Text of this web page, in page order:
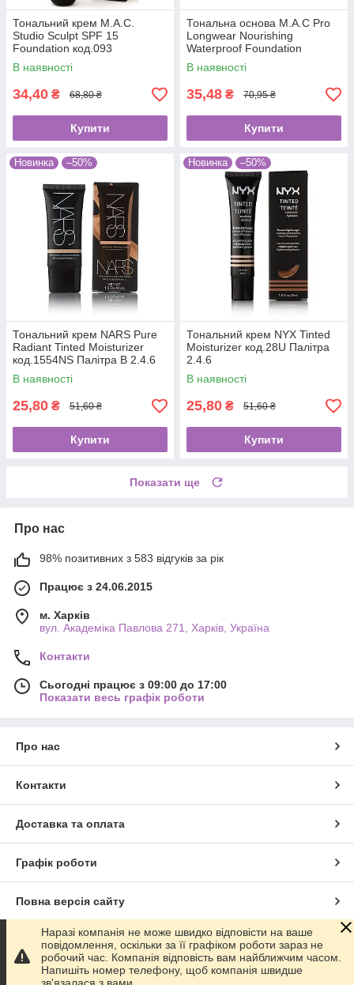
Тональний крем М.А.С.
Studio Sculpt SPF 15
Foundation код.093
В наявності
34,40 ₴ 68,80 ₴
Купити
Тональна основа M.A.C Pro
Longwear Nourishing
Waterproof Foundation
код.2039
В наявності
35,48 ₴ 70,95 ₴
Купити
Новинка –50%
Тональний крем NARS Pure
Radiant Tinted Moisturizer
код.1554NS Палітра В 2.4.6
В наявності
25,80 ₴ 51,60 ₴
Купити
Новинка –50%
Тональний крем NYX Tinted
Moisturizer код.28U Палітра
2.4.6
В наявності
25,80 ₴ 51,60 ₴
Купити
Показати ще
Про нас
98% позитивних з 583 відгуків за рік
Працює з 24.06.2015
м. Харків
вул. Академіка Павлова 271, Харків, Україна
Контакти
Сьогодні працює з 09:00 до 17:00
Показати весь графік роботи
Про нас
Контакти
Доставка та оплата
Графік роботи
Повна версія сайту
Сайт створено на маркетплейсіProm.ua
Політика конфіденційності
Наразі компанія не може швидко відповісти на ваше
повідомлення, оскільки за її графіком роботи зараз не
робочий час. Компанія відповість вам найближчим часом.
Напишіть номер телефону, щоб компанія швидше